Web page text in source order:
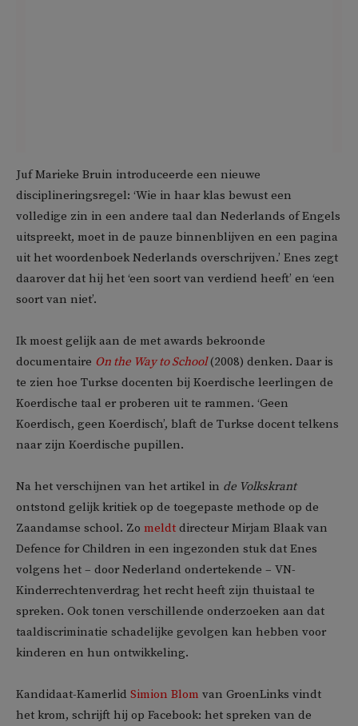
Juf Marieke Bruin introduceerde een nieuwe
disciplineringsregel: ‘Wie in haar klas bewust een
volledige zin in een andere taal dan Nederlands of Engels
uitspreekt, moet in de pauze binnenblijven en een pagina
uit het woordenboek Nederlands overschrijven.’ Enes zegt
daarover dat hij het ‘een soort van verdiend heeft’ en ‘een
soort van niet’.
Ik moest gelijk aan de met awards bekroonde
documentaire On the Way to School(2008) denken. Daar is
te zien hoe Turkse docenten bij Koerdische leerlingen de
Koerdische taal er proberen uit te rammen. ‘Geen
Koerdisch, geen Koerdisch’, blaft de Turkse docent telkens
naar zijn Koerdische pupillen.
Na het verschijnen van het artikel in de Volkskrant
ontstond gelijk kritiek op de toegepaste methode op de
Zaandamse school. Zo meldt directeur Mirjam Blaak van
Defence for Children in een ingezonden stuk dat Enes
volgens het – door Nederland ondertekende – VN-
Kinderrechtenverdrag het recht heeft zijn thuistaal te
spreken. Ook tonen verschillende onderzoeken aan dat
taaldiscriminatie schadelijke gevolgen kan hebben voor
kinderen en hun ontwikkeling.
Kandidaat-Kamerlid Simion Blom van GroenLinks vindt
het krom, schrijft hij op Facebook: het spreken van de